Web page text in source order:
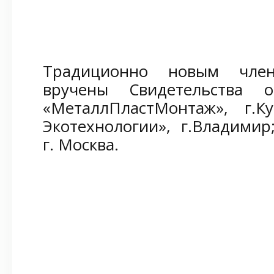
Традиционно новым
вручены
«МеталлПластМонтаж»,
Экотехнологии»,
г. Москва.